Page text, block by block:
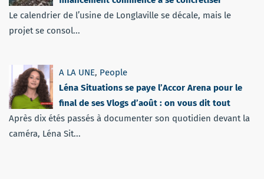
Le calendrier de l’usine de Longlaville se décale, mais le
projet se consol...
A LA UNE, People
Léna Situations se paye l’Accor Arena pour le
final de ses Vlogs d’août : on vous dit tout
Après dix étés passés à documenter son quotidien devant la
caméra, Léna Sit...